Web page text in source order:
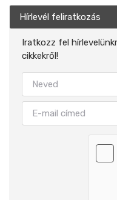
Hírlevél feliratkozás
Iratkozz fel
cikkekről!